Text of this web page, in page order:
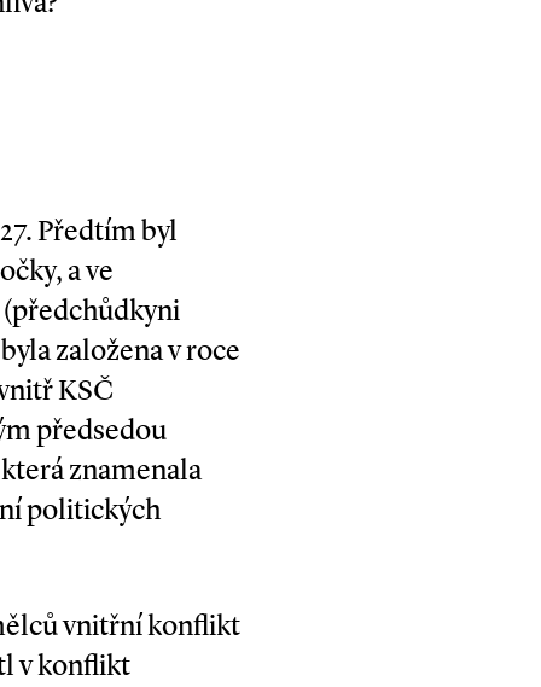
Předtím byl
a ve
založena v roce
KSČ
předsedou
znamenala
politických
vnitřní konflikt
v konflikt